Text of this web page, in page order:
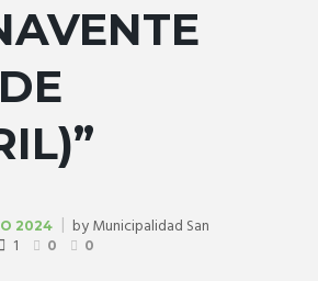
2024 byMunicipalidad San
1 0 0